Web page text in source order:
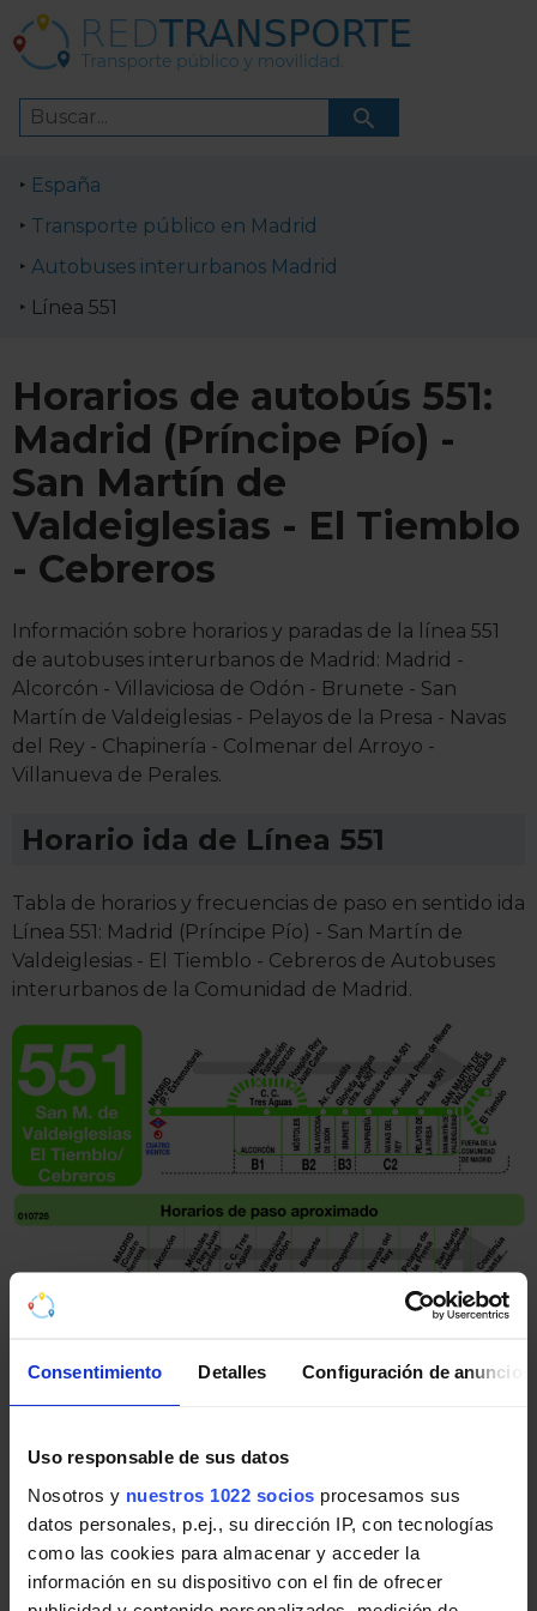
Consentimiento Detalles Configuración de anuncios
Uso responsable de sus datos
Nosotros y nuestros 1022 socios procesamos sus
datos personales, p.ej., su dirección IP, con tecnologías
como las cookies para almacenar y acceder la
información en su dispositivo con el fin de ofrecer
España
Transporte público en Madrid
Autobuses interurbanos Madrid
Línea 551
Horarios de autobús 551:
Madrid (Príncipe Pío) -
San Martín de
Valdeiglesias - El Tiemblo
- Cebreros
Información sobre horarios y paradas de la línea 551
de autobuses interurbanos de Madrid: Madrid -
Alcorcón - Villaviciosa de Odón - Brunete - San
Martín de Valdeiglesias - Pelayos de la Presa - Navas
del Rey - Chapinería - Colmenar del Arroyo -
Villanueva de Perales.
Horario ida de Línea 551
Tabla de horarios y frecuencias de paso en sentido ida
Línea 551: Madrid (Príncipe Pío) - San Martín de
Valdeiglesias - El Tiemblo - Cebreros de Autobuses
interurbanos de la Comunidad de Madrid.
Horario vuelta de Línea 551
Tabla de horarios y frecuencias de paso en sentido
vuelta Línea 551: Madrid (Príncipe Pío) - San Martín
de Valdeiglesias - El Tiemblo - Cebreros de Autobuses
interurbanos de la Comunidad de Madrid.